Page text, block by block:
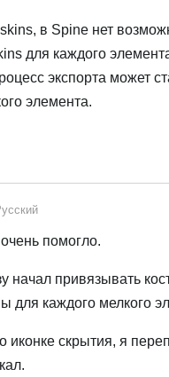
в Spine нет
для каждого
экспорта может
элемента.
помогло.
привязывать
для каждого мелкого
иконке скрытия, я